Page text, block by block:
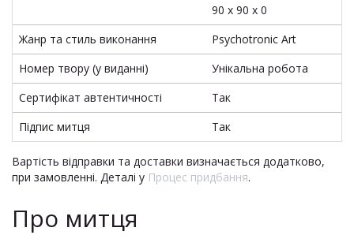
90 x 90 x 0
Жанр та стиль виконання
Psychotronic Art
Номер твору (у виданні)
Унікальна робота
Сертифікат автентичності
Так
Підпис митця
Так
Вартість відправки та доставки визначається додатково,
при замовленні. Деталі у Процес придбання.
Про митця